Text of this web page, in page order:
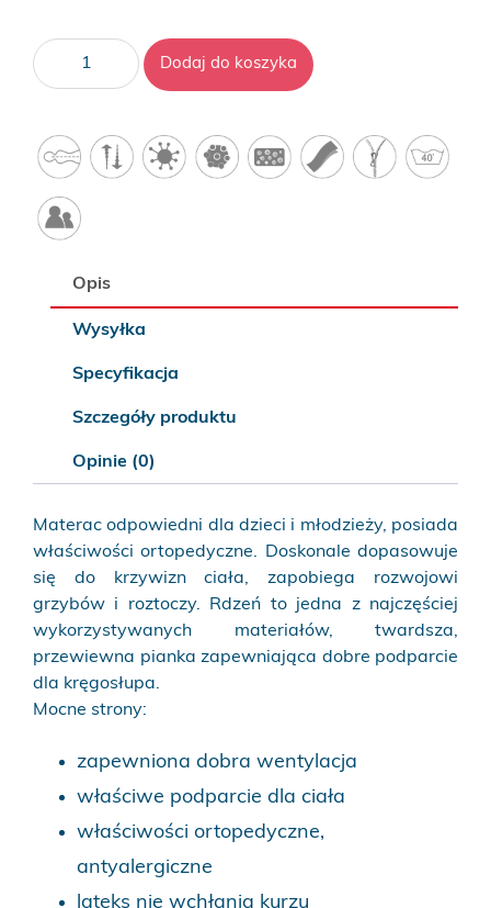
ilość
Lora
Dodaj do koszyka
Opis
Wysyłka
Specyfikacja
Szczegóły produktu
Opinie (0)
Materac odpowiedni dla dzieci i młodzieży, posiada
właściwości ortopedyczne. Doskonale dopasowuje
się do krzywizn ciała, zapobiega rozwojowi
grzybów i roztoczy. Rdzeń to jedna z najczęściej
wykorzystywanych materiałów, twardsza,
przewiewna pianka zapewniająca dobre podparcie
dla kręgosłupa.
Mocne strony:
zapewniona dobra wentylacja
właściwe podparcie dla ciała
właściwości ortopedyczne,
antyalergiczne
lateks nie wchłania kurzu